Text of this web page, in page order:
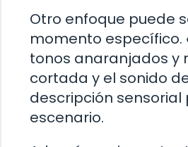
Otro enfoque puede
momento específico.
tonos anaranjados y
cortada y el sonido
descripción sensorial
escenario.